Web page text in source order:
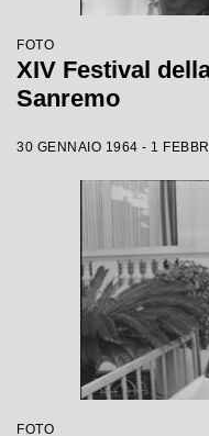
FOTO
XIV Festival
Sanremo
30 GENNAIO 1964 - 1
FOTO